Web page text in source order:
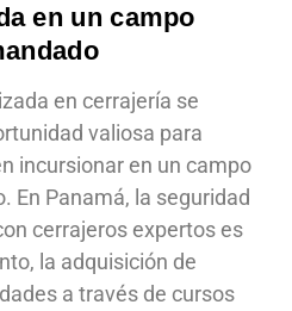
en un campo
en cerrajería se
valiosa para
incursionar en un campo
En Panamá, la seguridad
cerrajeros expertos es
la adquisición de
a través de cursos